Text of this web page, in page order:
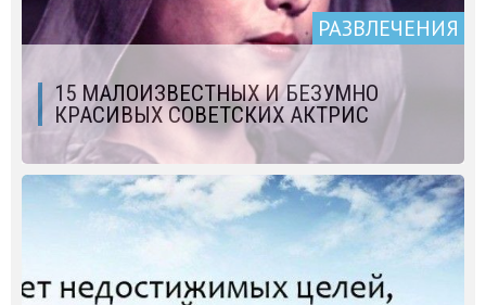
РАЗВЛЕЧЕНИЯ
15 МАЛОИЗВЕСТНЫХ И БЕЗУМНО
КРАСИВЫХ СОВЕТСКИХ АКТРИС